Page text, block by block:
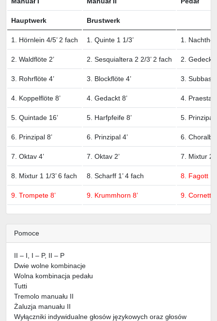
Hauptwerk Brustwerk
1. Hörnlein 4/5’ 2 fach 1. Quinte 1 1/3’ 1.
2. Waldflöte 2’ 2. Sesquialtera 2 2/3’ 2 fach 2.
3. Rohrflöte 4’ 3. Blockflöte 4’ 3. Subbass
4. Koppelflöte 8’ 4. Gedackt 8’ 4.
5. Quintade 16’ 5. Harfpfeife 8’ 5. Prinzipal
6. Prinzipal 8’ 6. Prinzipal 4’ 6.
7. Oktav 4’ 7. Oktav 2’ 7. Mixtur 2
8. Mixtur 1 1/3’ 6 fach 8. Scharff 1’ 4 fach 8. Fagott
9. Trompete 8’ 9. Krummhorn 8’ 9. Cornetto
Pomoce
II – I, I – P, II – P
Dwie wolne kombinacje
Wolna kombinacja pedału
Tutti
Tremolo manuału II
Żaluzja manuału II
Wyłączniki indywidualne głosów językowych oraz głosów